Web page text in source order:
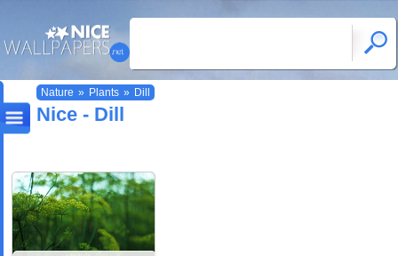
Nature » Plants » Dill
Nice - Dill